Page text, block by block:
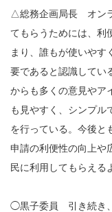
△総務企画局長 オン
てもらうためには、利
まり、誰もが使いやす
要であると認識してい
からも多くの意見やア
も見やすく、シンプル
を行っている。今後と
申請の利便性の向上や
民に利用してもらえる
◯黒子委員 引き続き、